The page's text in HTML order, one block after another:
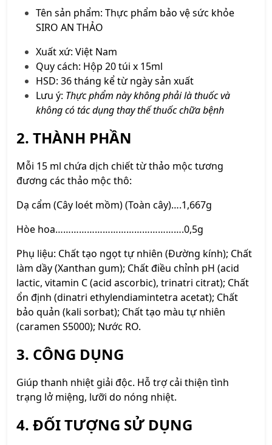
Tên sản phẩm: Thực phẩm bảo vệ sức khỏe
SIRO AN THẢO
Xuất xứ: Việt Nam
Quy cách: Hộp 20 túi x 15ml
HSD: 36 tháng kể từ ngày sản xuất
Lưu ý: Thực phẩm này không phải là thuốc và
không có tác dụng thay thế thuốc chữa bệnh
2. THÀNH PHẦN
Mỗi 15 ml chứa dịch chiết từ thảo mộc tương
đương các thảo mộc thô:
Dạ cẩm (Cây loét mồm) (Toàn cây)….1,667g
Hòe hoa………………………………………….0,5g
Phụ liệu: Chất tạo ngọt tự nhiên (Đường kính); Chất
làm dầy (Xanthan gum); Chất điều chỉnh pH (acid
lactic, vitamin C (acid ascorbic), trinatri citrat); Chất
ổn định (dinatri ethylendiamintetra acetat); Chất
bảo quản (kali sorbat); Chất tạo màu tự nhiên
(caramen S5000); Nước RO.
3. CÔNG DỤNG
Giúp thanh nhiệt giải độc. Hỗ trợ cải thiện tình
trạng lở miệng, lưỡi do nóng nhiệt.
4. ĐỐI TƯỢNG SỬ DỤNG